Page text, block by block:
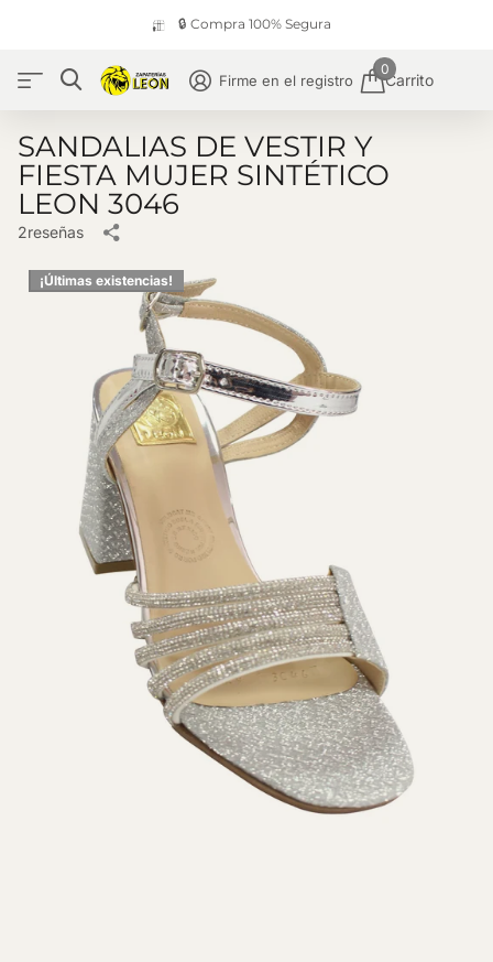
🔒 Compra 100% Segura
Firme en el registro Carrito
0
SANDALIAS DE VESTIR Y
FIESTA MUJER SINTÉTICO
LEON 3046
2reseñas
¡Últimas existencias!